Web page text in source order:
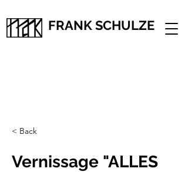
FRANK SCHULZE
< Back
Vernissage "ALLES